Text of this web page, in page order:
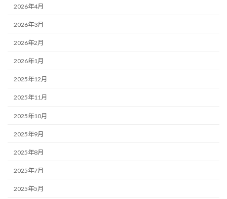
2026年4月
2026年3月
2026年2月
2026年1月
2025年12月
2025年11月
2025年10月
2025年9月
2025年8月
2025年7月
2025年5月